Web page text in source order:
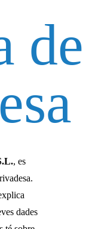
de
, es
dades